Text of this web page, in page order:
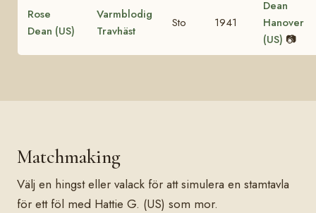
Rose
Dean (US)
Varmblodig
Travhäst
Sto 1941
Dean
Hanover
(US) 📷
Matchmaking
Välj en hingst eller valack för att simulera en stamtavla
för ett föl med Hattie G. (US) som mor.